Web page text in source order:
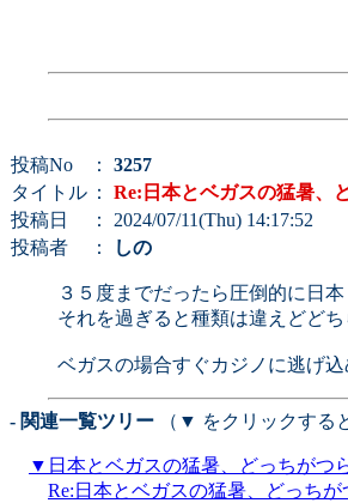
投稿No ： 3257
タイトル ： Re:日本とベガスの猛暑、
投稿日
： 2024/07/11(Thu) 14:17:52
投稿者
： しの
３５度までだったら圧倒的に日
それを過ぎると種類は違えどどち
ベガスの場合すぐカジノに逃げ
- 関連一覧ツリー （▼ をクリックする
▼ 日本とベガスの猛暑、どっちがつ
Re:日本とベガスの猛暑、どっちが